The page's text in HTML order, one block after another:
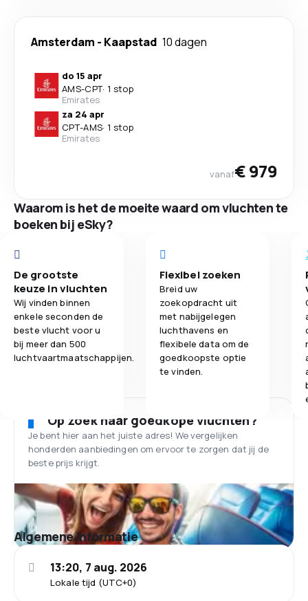
Amsterdam - Kaapstad 10 dagen
do 15 apr
AMS-CPT· 1 stop
Emirates
za 24 apr
CPT-AMS· 1 stop
Emirates
vanaf€ 979
Waarom is het de moeite waard om vluchten te
boeken bij eSky?
De grootste
keuze in vluchten
Wij vinden binnen
enkele seconden de
beste vlucht voor u
bij meer dan 500
luchtvaartmaatschappijen.
Flexibel zoeken
Breid uw
zoekopdracht uit
met nabijgelegen
luchthavens en
flexibele data om de
goedkoopste optie
te vinden.
Op zoek naar goedkope vluchten?
Je bent hier aan het juiste adres! We vergelijken
honderden aanbiedingen om ervoor te zorgen dat jij de
beste prijs krijgt.
Algemene informatie
Lokale tijd (UTC+0)
13:20, 7 aug. 2026